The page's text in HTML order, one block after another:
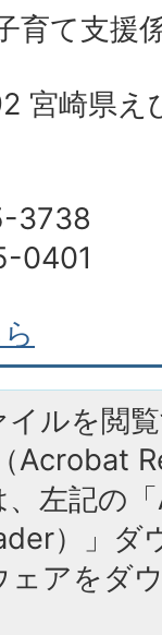
育て支援
宮崎県え
3738
0401
イルを閲
Acrobat
左記の
）」ダ
ェアをダ